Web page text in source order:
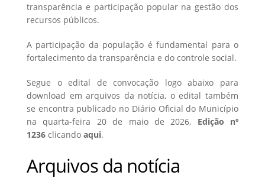
transparência e participação popular na gestão dos
recursos públicos.
A participação da população é fundamental para o
fortalecimento da transparência e do controle social.
Segue o edital de convocação logo abaixo para
download em arquivos da notícia, o edital também
se encontra publicado no Diário Oficial do Município
na quarta-feira 20 de maio de 2026, Edição nº
1236 clicando aqui.
Arquivos da notícia